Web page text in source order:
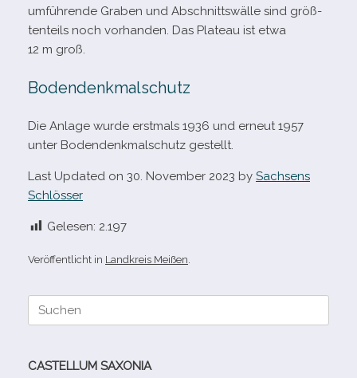
umfüh­rende Graben und Abschnittswälle sind größ­
ten­teils noch vor­han­den. Das Plateau ist etwa
12 m groß.
Bodendenkmalschutz
Die Anlage wurde erst­mals 1936 und erneut 1957
unter Bodendenkmalschutz gestellt.
Last Updated on 30. November 2023 by Sachsens
Schlösser
Gelesen: 2.197
Veröffentlicht in Landkreis Meißen
Suche
CASTELLUM SAXONIA